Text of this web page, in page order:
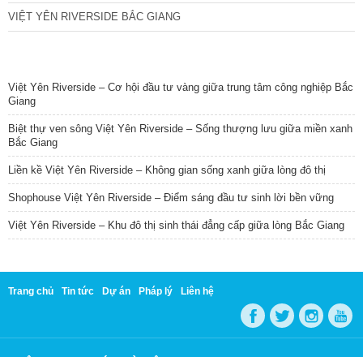
VIỆT YÊN RIVERSIDE BẮC GIANG
Việt Yên Riverside – Cơ hội đầu tư vàng giữa trung tâm công nghiệp Bắc
Giang
Biệt thự ven sông Việt Yên Riverside – Sống thượng lưu giữa miền xanh
Bắc Giang
Liền kề Việt Yên Riverside – Không gian sống xanh giữa lòng đô thị
Shophouse Việt Yên Riverside – Điểm sáng đầu tư sinh lời bền vững
Việt Yên Riverside – Khu đô thị sinh thái đẳng cấp giữa lòng Bắc Giang
Trang chủ Tin tức Dự án Pháp lý Liên hệ